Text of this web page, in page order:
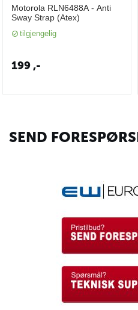
Motorola RLN6488A - Anti
Sway Strap (Atex)
tilgjengelig
199,-
SEND